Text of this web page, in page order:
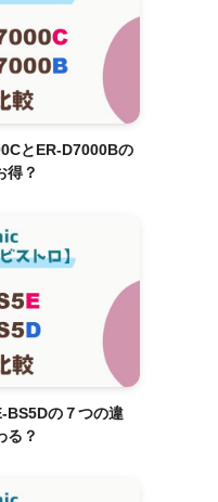
とER-D7000Bの
得？
BS5Dの７つの違
る？